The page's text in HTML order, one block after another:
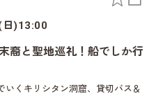
)13:00
裔と聖地巡礼！船でしか行
いくキリシタン洞窟、貸切バス＆